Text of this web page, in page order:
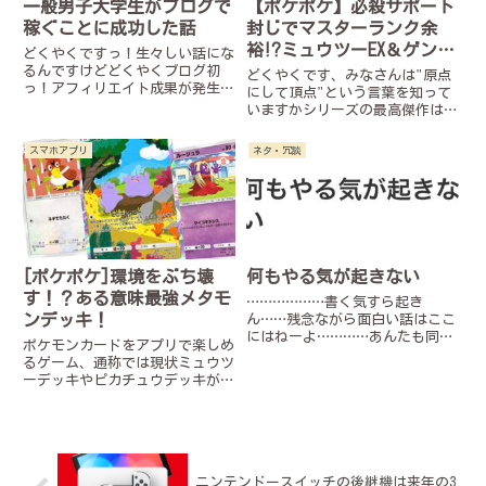
一般男子大学生がブログで
稼ぐことに成功した話
どくやくですっ！生々しい話にな
るんですけどどくやくブログ初
っ！アフィリエイト成果が発生し
みんなもブログやって欲しい！何
事もはじめの一歩から！実際に成
果が発生したページはこちら！小
さ...
【ポケポケ】必殺サポート
封じでマスターランク余
裕⁉ミュウツーEX＆ゲンガ
ーデッキ！！
どくやくです、みなさんは"原点
にして頂点"という言葉を知って
いますかシリーズの最高傑作はそ
作品こそ相応しいという意味ダイ
か知りませんが結局最強の遺伝子
（ミュウツーEX）が一番強い
ん...
スマホアプリ
[ポケポケ]環境をぶち壊
す！？ある意味最強メタモ
ンデッキ！
ポケモンカードをアプリで楽しめ
るゲーム、通称では現状ミュウツ
ーデッキやピカチュウデッキが最
強デッキが決まってしまいまし
ネタ・冗談
何もやる気が起きない
………………書く気すら起き
ん……残念ながら面白い話はここ
にはねーよ…………あんたも同じ
ニンテンドースイッチの後継機は来年の3